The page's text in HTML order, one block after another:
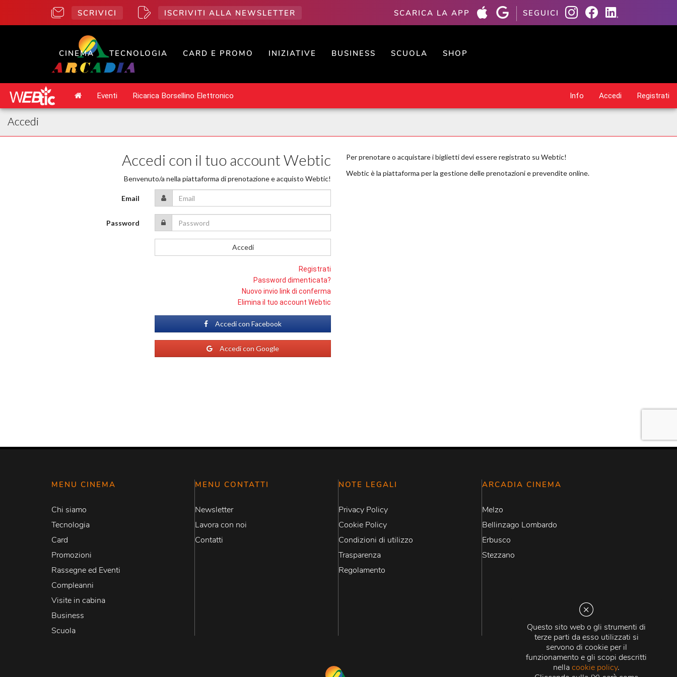
Questo sito web o gli strumenti di
terze parti da esso utilizzati si
servono di cookie per il
funzionamento e gli scopi descritti
nellacookie policy.
SCRIVICI ISCRIVITI ALLA NEWSLETTER SCARICA LA APP SEGUICI
CINEMA TECNOLOGIA CARD E PROMO INIZIATIVE BUSINESS SCUOLA SHOP
MENU CINEMA
Chi siamo
Tecnologia
Card
Promozioni
Rassegne ed Eventi
Compleanni
Visite in cabina
Business
Scuola
MENU CONTATTI
Newsletter
Lavora con noi
Contatti
NOTE LEGALI
Privacy Policy
Cookie Policy
Condizioni di utilizzo
Trasparenza
Regolamento
ARCADIA CINEMA
Melzo
Bellinzago Lombardo
Erbusco
Stezzano